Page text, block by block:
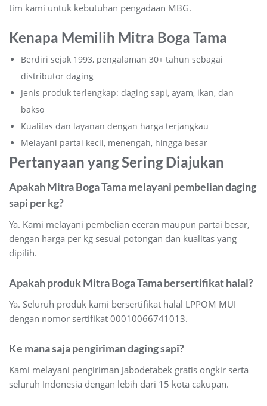
tim kami untuk kebutuhan pengadaan MBG.
Kenapa Memilih Mitra Boga Tama
Berdiri sejak 1993, pengalaman 30+ tahun sebagai
distributor daging
Jenis produk terlengkap: daging sapi, ayam, ikan, dan
bakso
Kualitas dan layanan dengan harga terjangkau
Melayani partai kecil, menengah, hingga besar
Pertanyaan yang Sering Diajukan
Apakah Mitra Boga Tama melayani pembelian daging
sapi per kg?
Ya. Kami melayani pembelian eceran maupun partai besar,
dengan harga per kg sesuai potongan dan kualitas yang
dipilih.
Apakah produk Mitra Boga Tama bersertifikat halal?
Ya. Seluruh produk kami bersertifikat halal LPPOM MUI
dengan nomor sertifikat 00010066741013.
Ke mana saja pengiriman daging sapi?
Kami melayani pengiriman Jabodetabek gratis ongkir serta
seluruh Indonesia dengan lebih dari 15 kota cakupan.